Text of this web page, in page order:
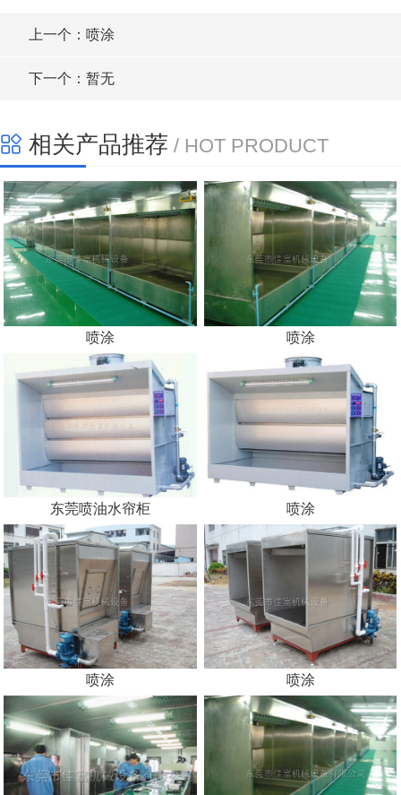
上一个：喷涂
下一个：暂无
相关产品推荐 / HOT PRODUCT
喷涂 喷涂
东莞喷油水帘柜 喷涂
喷涂 喷涂